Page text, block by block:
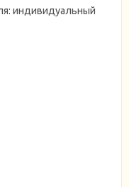
индивидуальный